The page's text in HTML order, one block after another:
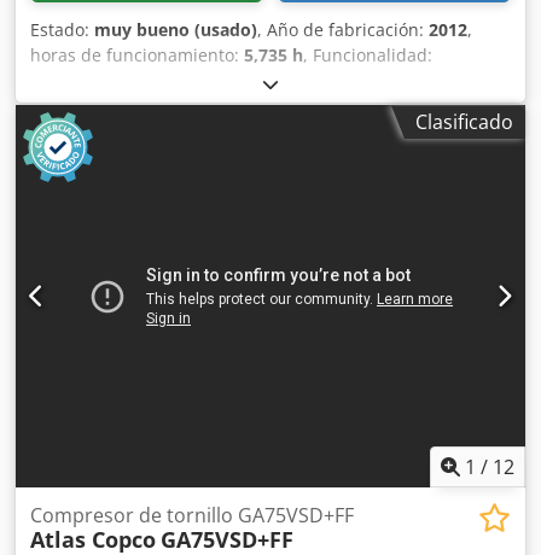
Estado: muy bueno (usado), Año de fabricación: 2012,
horas de funcionamiento: 5,735 h, Funcionalidad:
, Compresor de tornillo sin aceite
Atlas Copco ZR90 90 kW 7,50 bares 14 m³/min
Csdjzqvvaepfx Alwoha Año de fabricación: 2012 Horas de
funcionamiento: 5735
Clasificado
1 / 12
Compresor de tornillo GA75VSD+FF
Atlas Copco GA75VSD+FF